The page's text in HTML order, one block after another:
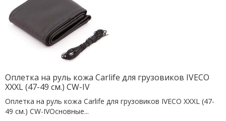
Оплетка на руль кожа Сarlife для грузовиков IVECO
XXXL (47-49 см.) CW-IV
Оплетка на руль кожа Сarlife для грузовиков IVECO XXXL (47-
49 см.) CW-IVОсновные...